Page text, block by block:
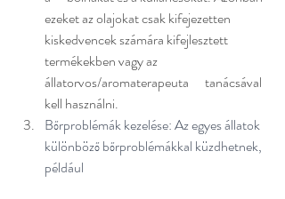
ezeket az olajokat csak kifejezetten
kiskedvencek számára kifejlesztett
termékekben vagy az
állatorvos/aromaterapeuta      tanácsával
kell használni.
Bőrproblémák kezelése: Az egyes állatok
különböző bőrproblémákkal küzdhetnek,
például